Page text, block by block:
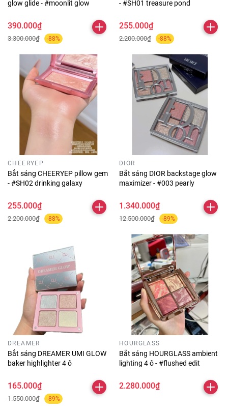
glow glide - #moonlit glow
390.000₫
3.300.000₫ -88%
- #SH01 treasure pond
255.000₫
2.200.000₫ -88%
CHEERYEP
Bắt sáng CHEERYEP pillow gem
- #SH02 drinking galaxy
255.000₫
2.200.000₫ -88%
DIOR
Bắt sáng DIOR backstage glow
maximizer - #003 pearly
1.340.000₫
12.500.000₫ -89%
DREAMER
Bắt sáng DREAMER UMI GLOW
baker highlighter 4 ô
165.000₫
1.550.000₫ -89%
HOURGLASS
Bắt sáng HOURGLASS ambient
lighting 4 ô - #flushed edit
2.280.000₫